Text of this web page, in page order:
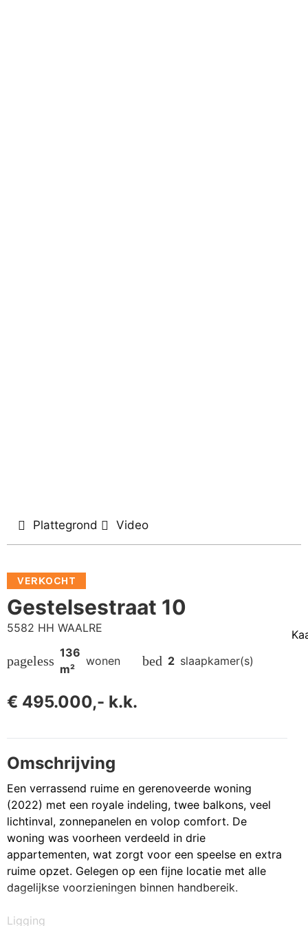
Plattegrond Video
VERKOCHT
Gestelsestraat 10
5582 HH WAALRE
pageless
136
m²
wonen bed 2 slaapkamer(s)
€ 495.000,- k.k.
Omschrijving
Een verrassend ruime en gerenoveerde woning
(2022) met een royale indeling, twee balkons, veel
lichtinval, zonnepanelen en volop comfort. De
woning was voorheen verdeeld in drie
appartementen, wat zorgt voor een speelse en extra
ruime opzet. Gelegen op een fijne locatie met alle
dagelijkse voorzieningen binnen handbereik.
Ligging